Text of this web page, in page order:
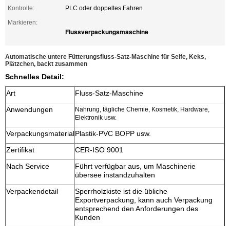
Kontrolle:
PLC oder doppeltes Fahren
Markieren:
Flussverpackungsmaschine
Automatische untere Fütterungsfluss-Satz-Maschine für Seife, Keks,
Plätzchen, backt zusammen
Schnelles Detail:
Art
Fluss-Satz-Maschine
Anwendungen
Nahrung, tägliche Chemie, Kosmetik, Hardware,
Elektronik usw.
VerpackungsmaterialPlastik-PVC BOPP usw.
Zertifikat
CER-ISO 9001
Nach Service
Führt verfügbar aus, um Maschinerie
übersee instandzuhalten
Verpackendetail
Sperrholzkiste ist die übliche
Exportverpackung, kann auch Verpackung
entsprechend den Anforderungen des
Kunden